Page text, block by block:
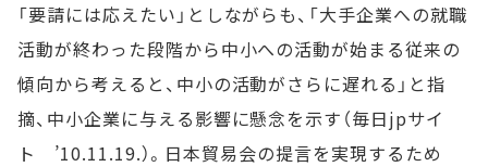
「要請には応えたい」としながらも、「大手企業への就職
活動が終わった段階から中小への活動が始まる従来の
傾向から考えると、中小の活動がさらに遅れる」と指
摘、中小企業に与える影響に懸念を示す（毎日jpサイ
ト ’10.11.19.）。日本貿易会の提言を実現するため